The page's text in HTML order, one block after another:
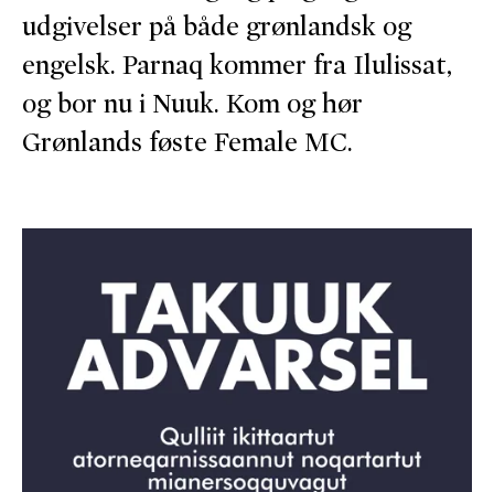
udgivelser på både grønlandsk og
engelsk. Parnaq kommer fra Ilulissat,
og bor nu i Nuuk. Kom og hør
Grønlands føste Female MC.